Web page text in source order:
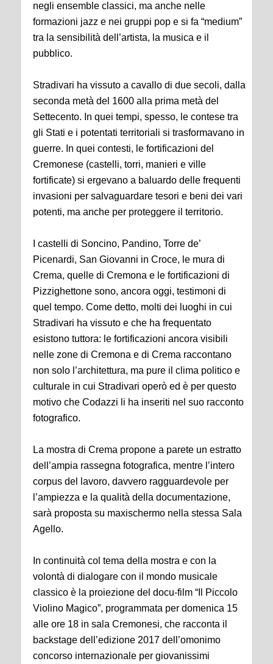
negli ensemble classici, ma anche nelle
formazioni jazz e nei gruppi pop e si fa “medium”
tra la sensibilità dell’artista, la musica e il
pubblico.
Stradivari ha vissuto a cavallo di due secoli, dalla
seconda metà del 1600 alla prima metà del
Settecento. In quei tempi, spesso, le contese tra
gli Stati e i potentati territoriali si trasformavano in
guerre. In quei contesti, le fortificazioni del
Cremonese (castelli, torri, manieri e ville
fortificate) si ergevano a baluardo delle frequenti
invasioni per salvaguardare tesori e beni dei vari
potenti, ma anche per proteggere il territorio.
I castelli di Soncino, Pandino, Torre de’
Picenardi, San Giovanni in Croce, le mura di
Crema, quelle di Cremona e le fortificazioni di
Pizzighettone sono, ancora oggi, testimoni di
quel tempo. Come detto, molti dei luoghi in cui
Stradivari ha vissuto e che ha frequentato
esistono tuttora: le fortificazioni ancora visibili
nelle zone di Cremona e di Crema raccontano
non solo l’architettura, ma pure il clima politico e
culturale in cui Stradivari operò ed è per questo
motivo che Codazzi li ha inseriti nel suo racconto
fotografico.
La mostra di Crema propone a parete un estratto
dell’ampia rassegna fotografica, mentre l’intero
corpus del lavoro, davvero ragguardevole per
l’ampiezza e la qualità della documentazione,
sarà proposta su maxischermo nella stessa Sala
Agello.
In continuità col tema della mostra e con la
volontà di dialogare con il mondo musicale
classico è la proiezione del docu-film “Il Piccolo
Violino Magico”, programmata per domenica 15
alle ore 18 in sala Cremonesi, che racconta il
backstage dell’edizione 2017 dell’omonimo
concorso internazionale per giovanissimi